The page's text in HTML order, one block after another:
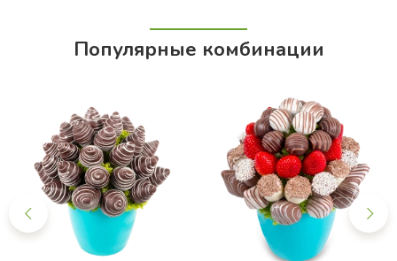
Популярные комбинации